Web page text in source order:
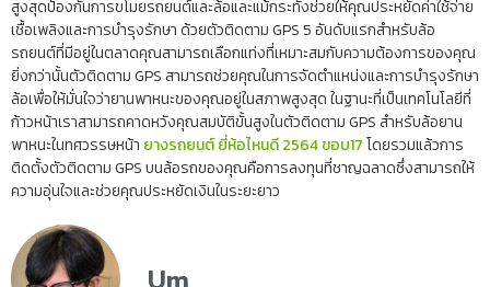
สูงสุดป้องกันการขโมยรถยนต์และล้อและแม้กระทั่งช่วยให้คุณประหยัดค่าใช้จ่าย
เชื้อเพลิงและการบำรุงรักษา ด้วยตัวติดตาม GPS 5 อันดับแรกสำหรับล้อ
รถยนต์ที่มีอยู่ในตลาดคุณสามารถเลือกแท่งที่เหมาะสมกับความต้องการของคุณ
ยิ่งกว่านั้นตัวติดตาม GPS สามารถช่วยคุณในการจัดตำแหน่งและการบำรุงรักษา
ล้อเพื่อให้มั่นใจว่ายานพาหนะของคุณอยู่ในสภาพสูงสุด ในฐานะที่เป็นเทคโนโลยีที่
ก้าวหน้าเราสามารถคาดหวังคุณสมบัติขั้นสูงในตัวติดตาม GPS สำหรับล้อยาน
พาหนะในทศวรรษหน้า ยางรถยนต์ ยี่ห้อไหนดี 2564 ขอบ17โดยรวมแล้วการ
ติดตั้งตัวติดตาม GPS บนล้อรถของคุณคือการลงทุนที่ชาญฉลาดซึ่งสามารถให้
ความอุ่นใจและช่วยคุณประหยัดเงินในระยะยาว